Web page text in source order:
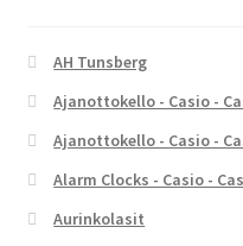
AH Tunsberg
Ajanottokello - Casio -
Ajanottokello - Casio -
Alarm Clocks - Casio -
Aurinkolasit